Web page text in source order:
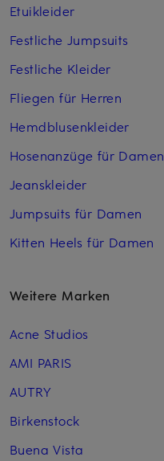
Etuikleider
Festliche Jumpsuits
Festliche Kleider
Fliegen für Herren
Hemdblusenkleider
Hosenanzüge für Damen
Jeanskleider
Jumpsuits für Damen
Kitten Heels für Damen
Weitere Marken
Acne Studios
AMI PARIS
AUTRY
Birkenstock
Buena Vista